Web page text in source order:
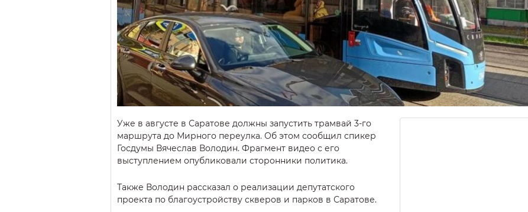
Уже в августе в Саратове должны запустить трамвай 3-го
маршрута до Мирного переулка. Об этом сообщил спикер
Госдумы Вячеслав Володин. Фрагмент видео с его
выступлением опубликовали сторонники политика.
Также Володин рассказал о реализации депутатского
проекта по благоустройству скверов и парков в Саратове.